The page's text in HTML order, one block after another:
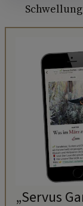
„Servus